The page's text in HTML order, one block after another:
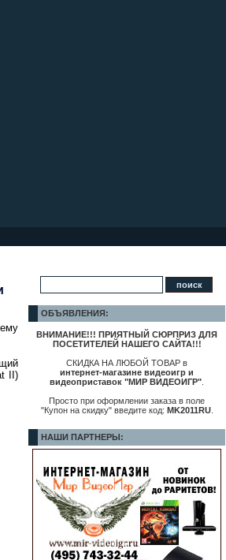
II)
ОБЪЯВЛЕНИЯ:
ВНИМАНИЕ!!! ПРИЯТНЫЙ СЮРПРИЗ ДЛЯ
ПОСЕТИТЕЛЕЙ НАШЕГО САЙТА!!!
СКИДКА НА ЛЮБОЙ ТОВАР в
интернет-магазине видеоигр и
видеоприставок "МИР ВИДЕОИГР"
Просто при оформлении заказа в поле
"Купон на скидку" введите код: MK2011RU.
НАШИ ПАРТНЕРЫ: